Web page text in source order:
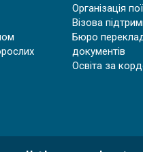
Організація
Візова
Бюро
документів
Освіта за